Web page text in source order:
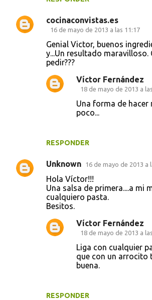
cocinaconvistas.es
16 de mayo de 2013 a las 11:17
Genial Victor, buenos
y...Un resultado maravilloso.
pedir???
RESPONDER
Víctor Fernández
18 de mayo de 2013 a
Una forma de hacer
poco...
Unknown 16 de mayo de 2013 a
Hola Víctor!!!
Una salsa de primera....a mi
cualquiero pasta.
Besitos.
RESPONDER
Víctor Fernández
18 de mayo de 2013 a
Liga con cualquier
que con un arrocito
buena.